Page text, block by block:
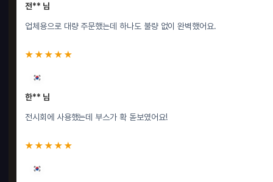
전** 님
업체용으로 대량 주문했는데 하나도 불량 없이 완벽했어요.
★★★★★
한** 님
전시회에 사용했는데 부스가 확 돋보였어요!
★★★★★